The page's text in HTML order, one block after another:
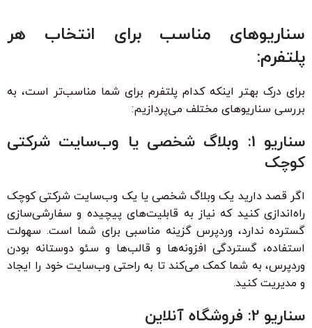
سناریوهای مناسب برای انتخاب هر
پلتفرم:
برای درک بهتر اینکه کدام پلتفرم برای شما مناسب‌تر است، به
بررسی سناریوهای مختلف می‌پردازیم:
سناریو 1: وبلاگ شخصی یا وب‌سایت شرکتی
کوچک
اگر قصد دارید یک وبلاگ شخصی یا یک وب‌سایت شرکتی کوچک
راه‌اندازی کنید که نیاز به قابلیت‌های پیچیده و سفارشی‌سازی
گسترده ندارد، وردپرس گزینه مناسبی برای شما است. سهولت
استفاده، گستردگی افزونه‌ها و قالب‌ها و سئو دوستانه بودن
وردپرس، به شما کمک می‌کند تا به راحتی وب‌سایت خود را ایجاد
و مدیریت کنید.
سناریو 2: فروشگاه آنلاین